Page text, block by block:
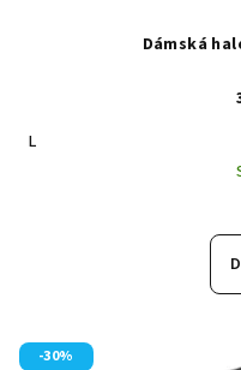
Dámská
L
-30%